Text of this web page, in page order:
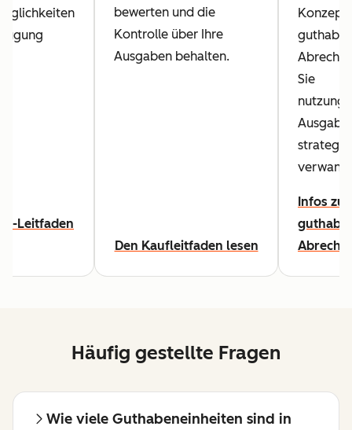
Leitfaden
bewerten und die
Kontrolle über Ihre
Ausgaben behalten.
Den Kaufleitfaden lesen
Konzept
Sie
Infos zur
Häufig gestellte Fragen
Wie viele Guthabeneinheiten sind in